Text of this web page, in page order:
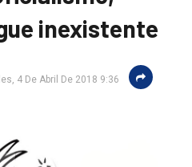
inexistente
4 De Abril De 2018 9:36